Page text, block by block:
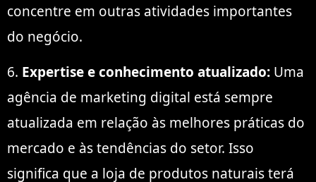
concentre em outras atividades importantes
do negócio.
6. Expertise e conhecimento atualizado: Uma
agência de marketing digital está sempre
atualizada em relação às melhores práticas do
mercado e às tendências do setor. Isso
significa que a loja de produtos naturais terá